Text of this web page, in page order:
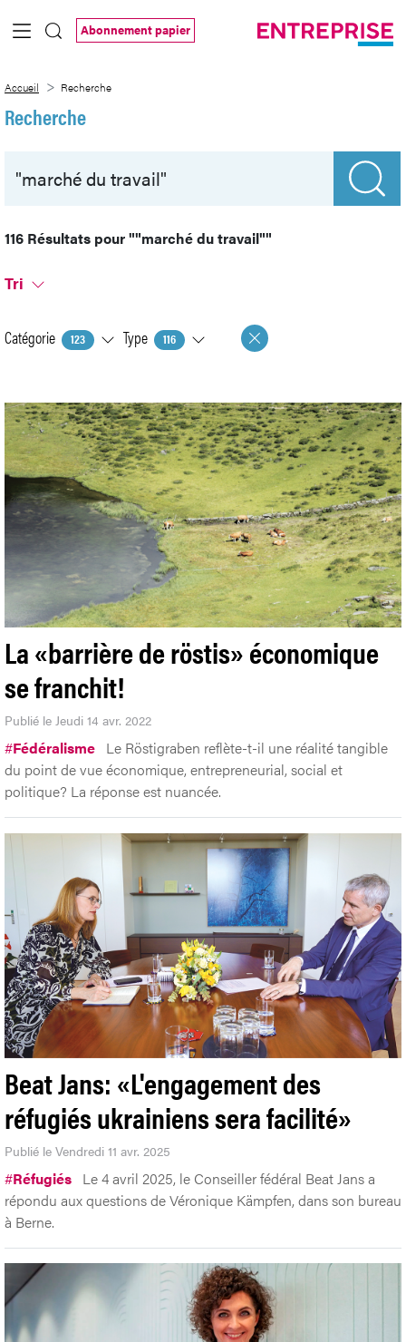
Saut au contenu principal
Abonnement papier
Accueil Recherche
Recherche
116 Résultats pour""marché du travail""
Tri
Catégorie 123 Type 116
La «barrière de röstis» économique
se franchit!
Publié le Jeudi 14 avr. 2022
#Fédéralisme Le Röstigraben reflète-t-il une réalité tangible
du point de vue économique, entrepreneurial, social et
politique? La réponse est nuancée.
Beat Jans: «L'engagement des
réfugiés ukrainiens sera facilité»
Publié le Vendredi 11 avr. 2025
#Réfugiés Le 4 avril 2025, le Conseiller fédéral Beat Jans a
répondu aux questions de Véronique Kämpfen, dans son bureau
à Berne.